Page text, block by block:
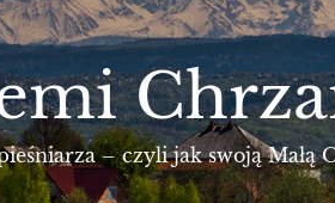
– czyli jak swoją Małą